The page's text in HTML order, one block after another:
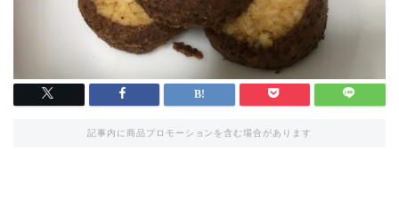
記事内に商品プロモーションを含む場合があります